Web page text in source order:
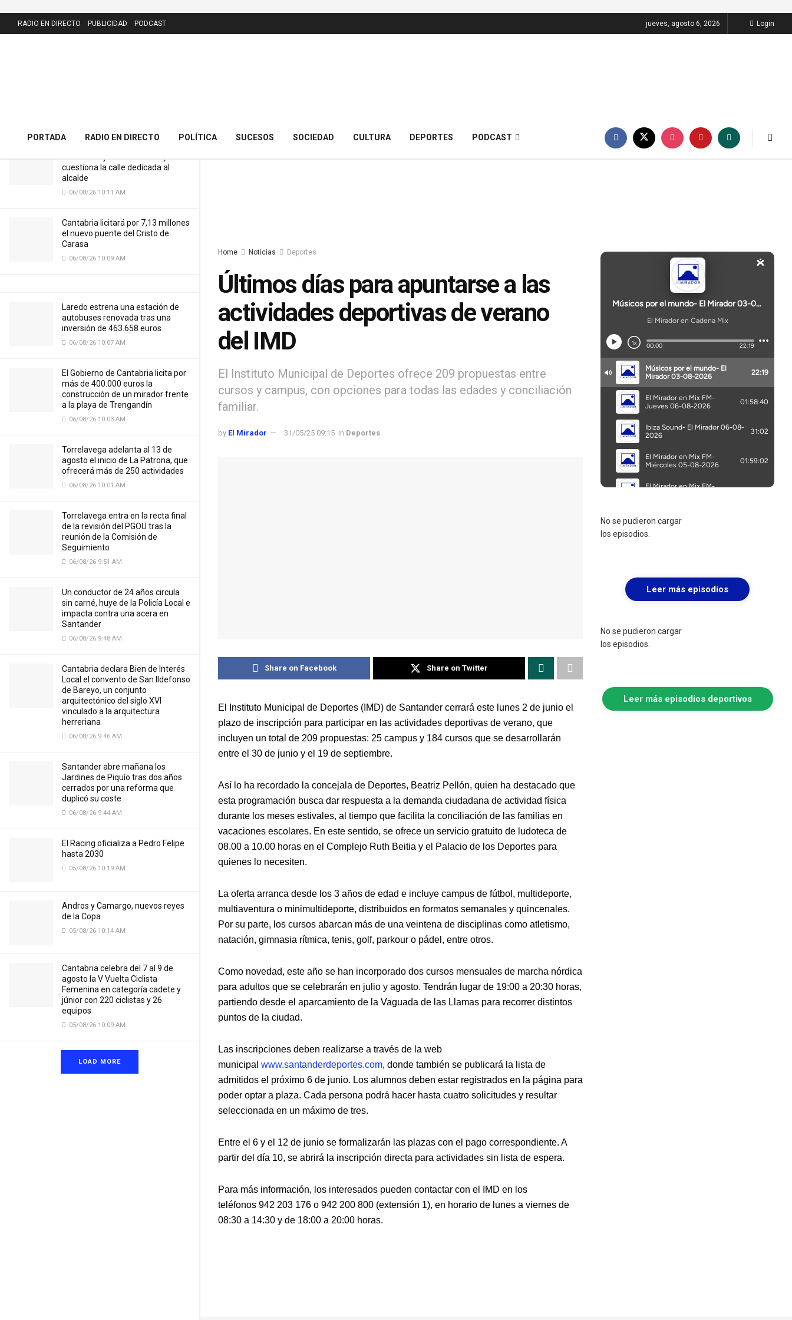
cuestiona la calle dedicada al
alcalde
06/08/26 10:11 AM
Cantabria licitará por 7,13 millones
el nuevo puente del Cristo de
Carasa
06/08/26 10:09 AM
Laredo estrena una estación de
autobuses renovada tras una
inversión de 463.658 euros
06/08/26 10:07 AM
El Gobierno de Cantabria licita por
más de 400.000 euros la
construcción de un mirador frente
a la playa de Trengandín
06/08/26 10:03 AM
Torrelavega adelanta al 13 de
agosto el inicio de La Patrona, que
ofrecerá más de 250 actividades
06/08/26 10:01 AM
Torrelavega entra en la recta final
de la revisión del PGOU tras la
reunión de la Comisión de
Seguimiento
06/08/26 9:51 AM
Un conductor de 24 años circula
sin carné, huye de la Policía Local e
impacta contra una acera en
Santander
06/08/26 9:48 AM
Cantabria declara Bien de Interés
Local el convento de San Ildefonso
de Bareyo, un conjunto
arquitectónico del siglo XVI
vinculado a la arquitectura
herreriana
06/08/26 9:46 AM
Santander abre mañana los
Jardines de Piquío tras dos años
cerrados por una reforma que
duplicó su coste
06/08/26 9:44 AM
El Racing oficializa a Pedro Felipe
hasta 2030
05/08/26 10:19 AM
Andros y Camargo, nuevos reyes
de la Copa
05/08/26 10:14 AM
Cantabria celebra del 7 al 9 de
agosto la V Vuelta Ciclista
Femenina en categoría cadete y
júnior con 220 ciclistas y 26
equipos
05/08/26 10:09 AM
LOAD MORE
RADIO EN DIRECTO PUBLICIDAD PODCAST jueves, agosto 6, 2026 Login
PORTADA RADIO EN DIRECTO POLÍTICA SUCESOS SOCIEDAD CULTURA DEPORTES PODCAST
Home Noticias Deportes
Últimos días para apuntarse a las
actividades deportivas de verano
del IMD
El Instituto Municipal de Deportes ofrece 209 propuestas entre
cursos y campus, con opciones para todas las edades y conciliación
familiar.
by El Mirador 31/05/25 09:15 in Deportes
Share on Facebook Share on Twitter
El Instituto Municipal de Deportes (IMD) de Santander cerrará este lunes 2 de junio el
plazo de inscripción para participar en las actividades deportivas de verano, que
incluyen un total de 209 propuestas: 25 campus y 184 cursos que se desarrollarán
entre el 30 de junio y el 19 de septiembre.
Así lo ha recordado la concejala de Deportes, Beatriz Pellón, quien ha destacado que
esta programación busca dar respuesta a la demanda ciudadana de actividad física
durante los meses estivales, al tiempo que facilita la conciliación de las familias en
vacaciones escolares. En este sentido, se ofrece un servicio gratuito de ludoteca de
08.00 a 10.00 horas en el Complejo Ruth Beitia y el Palacio de los Deportes para
quienes lo necesiten.
La oferta arranca desde los 3 años de edad e incluye campus de fútbol, multideporte,
multiaventura o minimultideporte, distribuidos en formatos semanales y quincenales.
Por su parte, los cursos abarcan más de una veintena de disciplinas como atletismo,
natación, gimnasia rítmica, tenis, golf, parkour o pádel, entre otros.
Como novedad, este año se han incorporado dos cursos mensuales de marcha nórdica
para adultos que se celebrarán en julio y agosto. Tendrán lugar de 19:00 a 20:30 horas,
partiendo desde el aparcamiento de la Vaguada de las Llamas para recorrer distintos
puntos de la ciudad.
Las inscripciones deben realizarse a través de la web
municipal www.santanderdeportes.com, donde también se publicará la lista de
admitidos el próximo 6 de junio. Los alumnos deben estar registrados en la página para
poder optar a plaza. Cada persona podrá hacer hasta cuatro solicitudes y resultar
seleccionada en un máximo de tres.
Entre el 6 y el 12 de junio se formalizarán las plazas con el pago correspondiente. A
partir del día 10, se abrirá la inscripción directa para actividades sin lista de espera.
Para más información, los interesados pueden contactar con el IMD en los
teléfonos 942 203 176 o 942 200 800 (extensión 1), en horario de lunes a viernes de
08:30 a 14:30 y de 18:00 a 20:00 horas.
No se pudieron cargar
los episodios.
Leer más episodios
No se pudieron cargar
los episodios.
Leer más episodios deportivos